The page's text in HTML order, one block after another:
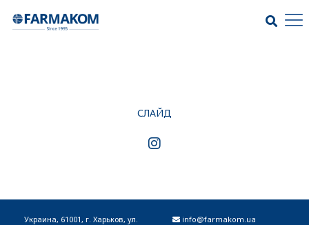
СЛАЙД
Украина, 61001, г. Харьков, ул.
info@farmakom.ua